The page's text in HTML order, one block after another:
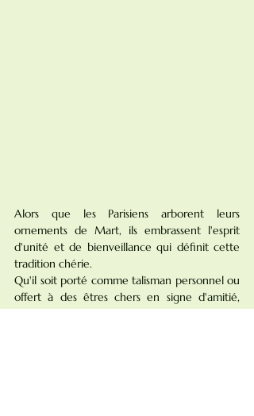
Alors que les Parisiens arborent leurs
ornements de Mart, ils embrassent l'esprit
d'unité et de bienveillance qui définit cette
tradition chérie.
Qu'il soit porté comme talisman personnel ou
offert à des êtres chers en signe d'amitié,